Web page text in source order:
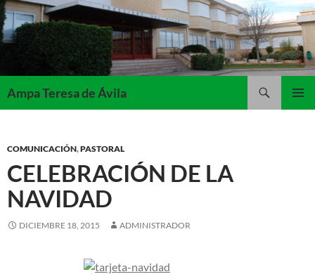
Saltar
al
contenido
Ampa Teresa de Ávila
COMUNICACIÓN,PASTORAL
CELEBRACIÓN DE LA
NAVIDAD
DICIEMBRE 18, 2015 ADMINISTRADOR